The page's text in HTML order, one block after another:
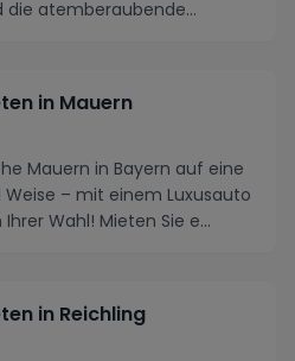
die atemberaubende
in Mauern
Mauern in Bayern auf eine
– mit einem Luxusauto
Wahl! Mieten Sie e...
in Reichling